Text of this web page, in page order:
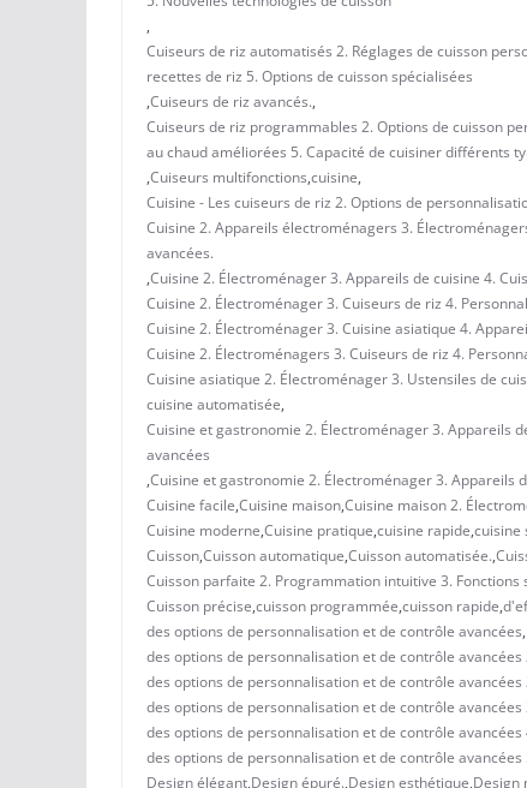
,
Cuiseurs de riz automatisés 2. Réglages de cuisson
recettes de riz 5. Options de cuisson spécialisées
,Cuiseurs de riz avancés.,
Cuiseurs de riz programmables 2. Options de cuisson
au chaud améliorées 5. Capacité de cuisiner différents
,Cuiseurs multifonctions,cuisine,
Cuisine - Les cuiseurs de riz 2. Options de
Cuisine 2. Appareils électroménagers 3.
avancées.
,Cuisine 2. Électroménager 3. Appareils de cuisine 4.
Cuisine 2. Électroménager 3. Cuiseurs de riz 4.
Cuisine 2. Électroménager 3. Cuisine asiatique 4.
Cuisine 2. Électroménagers 3. Cuiseurs de riz 4.
Cuisine asiatique 2. Électroménager 3. Ustensiles de
cuisine automatisée,
Cuisine et gastronomie 2. Électroménager 3. Appareils
avancées
,Cuisine et gastronomie 2. Électroménager 3. Appareils
Cuisine facile,Cuisine maison,Cuisine maison 2.
Cuisine moderne,Cuisine pratique,cuisine rapide,cuisine
Cuisson,Cuisson automatique,Cuisson automatisée.,
Cuisson parfaite 2. Programmation intuitive 3.
Cuisson précise,cuisson programmée,cuisson rapide,
des options de personnalisation et de contrôle avancées,
des options de personnalisation et de contrôle
des options de personnalisation et de contrôle
des options de personnalisation et de contrôle
des options de personnalisation et de contrôle
des options de personnalisation et de contrôle
Design élégant,Design épuré.,Design esthétique,Design